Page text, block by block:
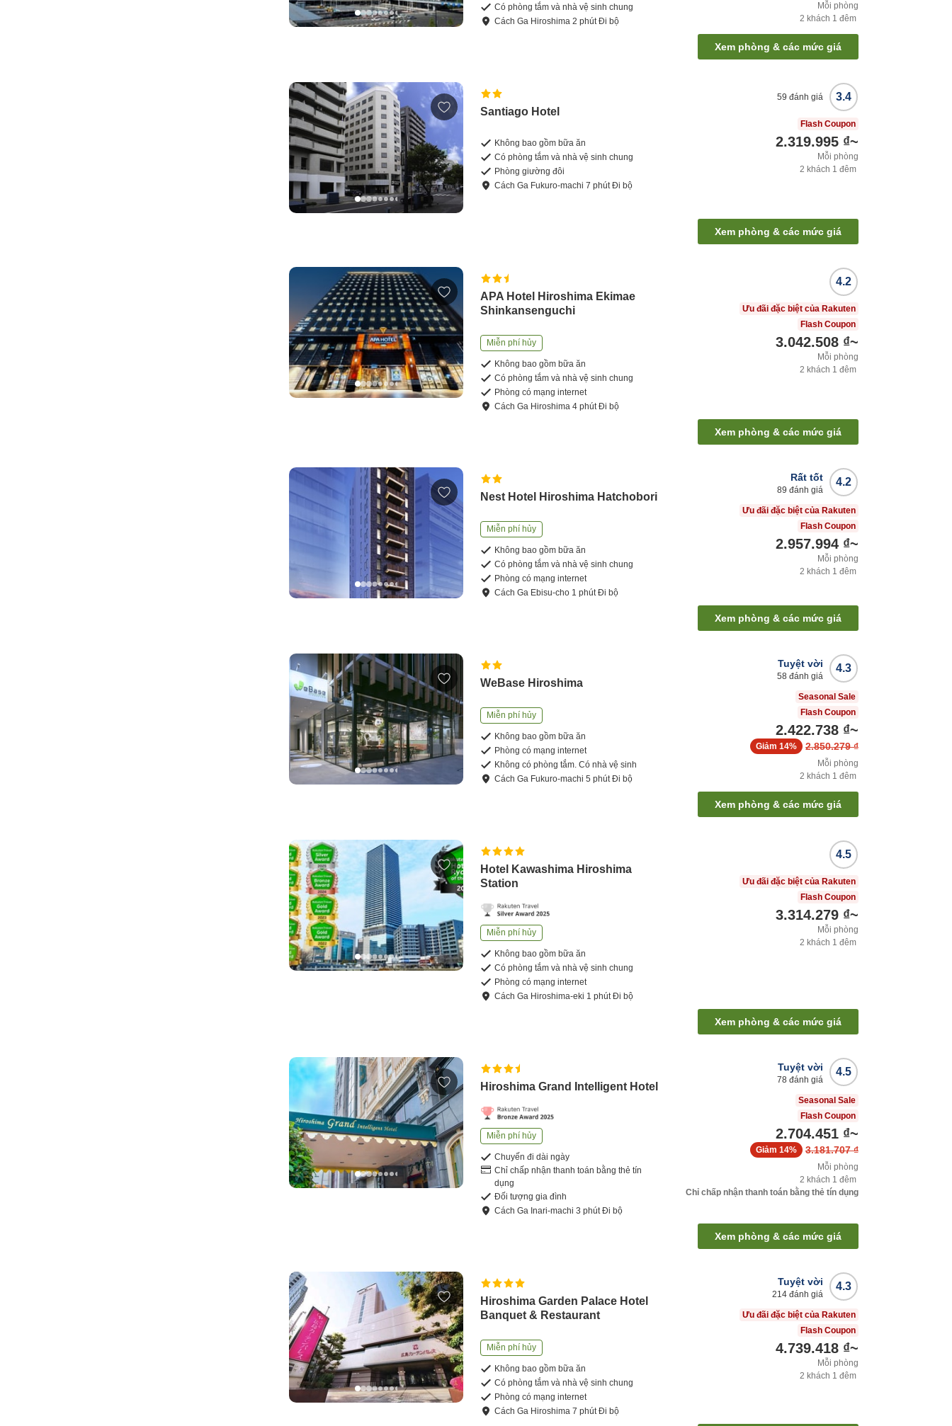
Có phòng tắm và nhà vệ sinh chung
CáchGa Hiroshima 2 phútĐi bộ
Mỗi phòng
2 khách 1 đêm
Xem phòng & các mức giá
Santiago Hotel
Không bao gồm bữa ăn
Có phòng tắm và nhà vệ sinh chung
Phòng giường đôi
CáchGa Fukuro-machi 7 phútĐi bộ
3.4
59 đánh giá
Flash Coupon
2.319.995 ₫~
Mỗi phòng
2 khách 1 đêm
Xem phòng & các mức giá
APA Hotel Hiroshima Ekimae
Shinkansenguchi
Miễn phí hủy
Không bao gồm bữa ăn
Có phòng tắm và nhà vệ sinh chung
Phòng có mạng internet
CáchGa Hiroshima 4 phútĐi bộ
4.2
Ưu đãi đặc biệt của Rakuten
Flash Coupon
3.042.508 ₫~
Mỗi phòng
2 khách 1 đêm
Xem phòng & các mức giá
Nest Hotel Hiroshima Hatchobori
Miễn phí hủy
Không bao gồm bữa ăn
Có phòng tắm và nhà vệ sinh chung
Phòng có mạng internet
CáchGa Ebisu-cho 1 phútĐi bộ
4.2
Rất tốt
89 đánh giá
Ưu đãi đặc biệt của Rakuten
Flash Coupon
2.957.994 ₫~
Mỗi phòng
2 khách 1 đêm
Xem phòng & các mức giá
WeBase Hiroshima
Miễn phí hủy
Không bao gồm bữa ăn
Phòng có mạng internet
Không có phòng tắm. Có nhà vệ sinh
CáchGa Fukuro-machi 5 phútĐi bộ
4.3
Tuyệt vời
58 đánh giá
Seasonal Sale
Flash Coupon
2.422.738 ₫~
2.850.279 ₫
Giảm 14%
Mỗi phòng
2 khách 1 đêm
Xem phòng & các mức giá
Hotel Kawashima Hiroshima
Station
Miễn phí hủy
Không bao gồm bữa ăn
Có phòng tắm và nhà vệ sinh chung
Phòng có mạng internet
CáchGa Hiroshima-eki 1 phútĐi bộ
4.5
Ưu đãi đặc biệt của Rakuten
Flash Coupon
3.314.279 ₫~
Mỗi phòng
2 khách 1 đêm
Xem phòng & các mức giá
Hiroshima Grand Intelligent Hotel
Miễn phí hủy
Chuyến đi dài ngày
Chỉ chấp nhận thanh toán bằng thẻ tín
dụng
Đối tượng gia đình
CáchGa Inari-machi 3 phútĐi bộ
4.5
Tuyệt vời
78 đánh giá
Seasonal Sale
Flash Coupon
2.704.451 ₫~
3.181.707 ₫
Giảm 14%
Mỗi phòng
2 khách 1 đêm
Chỉ chấp nhận thanh toán bằng thẻ tín dụng
Xem phòng & các mức giá
Hiroshima Garden Palace Hotel
Banquet & Restaurant
Miễn phí hủy
Không bao gồm bữa ăn
Có phòng tắm và nhà vệ sinh chung
Phòng có mạng internet
CáchGa Hiroshima 7 phútĐi bộ
4.3
Tuyệt vời
214 đánh giá
Ưu đãi đặc biệt của Rakuten
Flash Coupon
4.739.418 ₫~
Mỗi phòng
2 khách 1 đêm